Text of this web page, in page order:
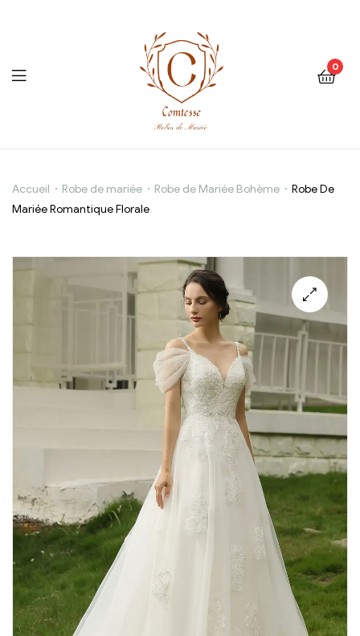
0
Robe
De
Mariée
Romantique
Accueil Robe de mariée Robe de Mariée Bohème
Robe De
Mariée Romantique Florale